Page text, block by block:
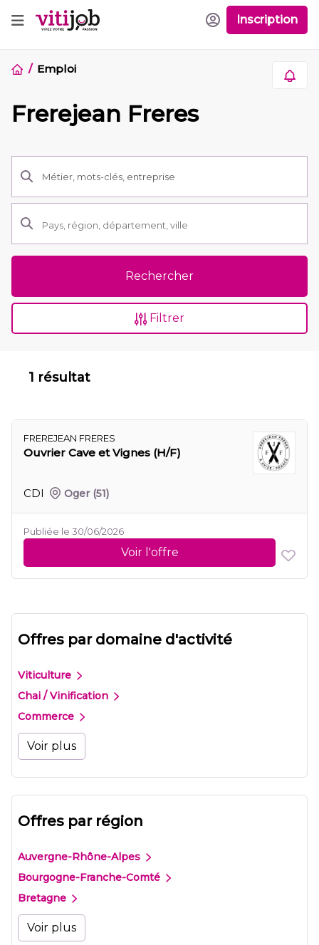
Inscription
Emploi
Frerejean Freres
Rechercher
Filtrer
1 résultat
FREREJEAN FRERES
Ouvrier Cave et Vignes (H/F)
CDI Oger (51)
Publiée le 30/06/2026
Voir l'offre
Offres par domaine d'activité
Viticulture
Chai / Vinification
Commerce
Voir plus
Offres par région
Auvergne-Rhône-Alpes
Bourgogne-Franche-Comté
Bretagne
Voir plus